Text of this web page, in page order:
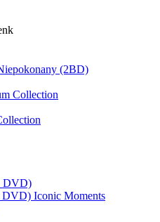
(2BD)
Collection
DVD)
DVD) Iconic Moments